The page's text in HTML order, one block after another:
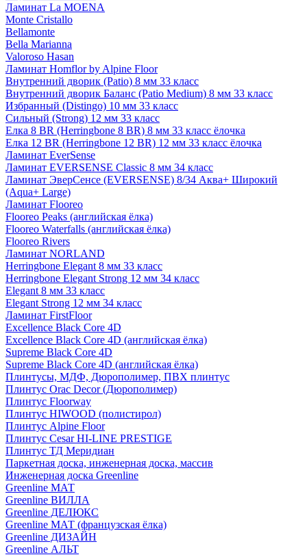
Ламинат La MOENA
Monte Cristallo
Bellamonte
Bella Marianna
Valoroso Hasan
Ламинат Homflor by Alpine Floor
Внутренний дворик (Patio) 8 мм 33 класс
Внутренний дворик Баланс (Patio Medium) 8 мм 33 класс
Избранный (Distingo) 10 мм 33 класс
Сильный (Strong) 12 мм 33 класс
Елка 8 BR (Herringbone 8 BR) 8 мм 33 класс ёлочка
Елка 12 BR (Herringbone 12 BR) 12 мм 33 класс ёлочка
Ламинат EverSense
Ламинат EVERSENSE Classic 8 мм 34 класс
Ламинат ЭверСенсе (EVERSENSE) 8/34 Аква+ Широкий
(Aqua+ Large)
Ламинат Flooreo
Flooreo Peaks (английская ёлка)
Flooreo Waterfalls (английская ёлка)
Flooreo Rivers
Ламинат NORLAND
Herringbone Elegant 8 мм 33 класс
Herringbone Elegant Strong 12 мм 34 класс
Elegant 8 мм 33 класс
Elegant Strong 12 мм 34 класс
Ламинат FirstFloor
Excellence Black Core 4D
Excellence Black Core 4D (английская ёлка)
Supreme Black Core 4D
Supreme Black Core 4D (английская ёлка)
Плинтусы, МДФ, Дюрополимер, ПВХ плинтус
Плинтус Orac Decor (Дюрополимер)
Плинтус Floorway
Плинтус HIWOOD (полистирол)
Плинтус Alpine Floor
Плинтус Cesar HI-LINE PRESTIGE
Плинтус ТД Меридиан
Паркетная доска, инженерная доска, массив
Инженерная доска Greenline
Greenline МАТ
Greenline ВИЛЛА
Greenline ДЕЛЮКС
Greenline МАТ (французская ёлка)
Greenline ДИЗАЙН
Greenline АЛЬТ